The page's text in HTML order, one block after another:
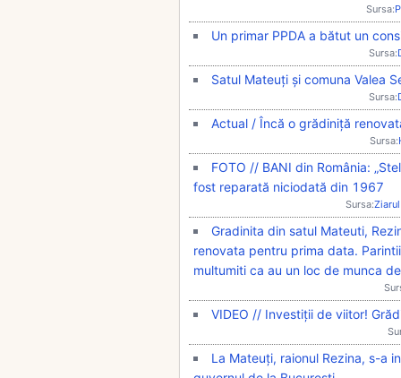
Sursa:
Un primar PPDA a bătut un
Sursa:
Satul Mateuți și comuna Valea
Sursa:
Actual / Încă o grădiniță
Sursa:
FOTO // BANI din România:
fost reparată niciodată din 1967
Sursa:
Gradinita din satul Mateuti,
renovata pentru prima data.
multumiti ca au un loc de munca
VIDEO // Investiții de viitor!
La Mateuți, raionul Rezina, s-a